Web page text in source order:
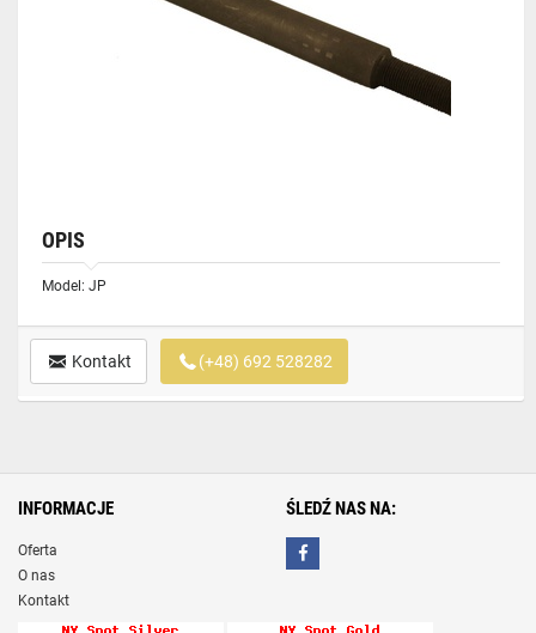
OPIS
Model: JP
Kontakt (+48) 692 528282
INFORMACJE
Oferta
O nas
Kontakt
ŚLEDŹ NAS NA: